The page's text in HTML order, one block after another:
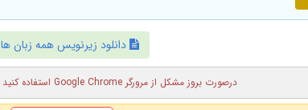
دانلود زیرنویس همه زبان ها
درصورت بروز مشکل از مرورگر Google Chrome استفاده کنید